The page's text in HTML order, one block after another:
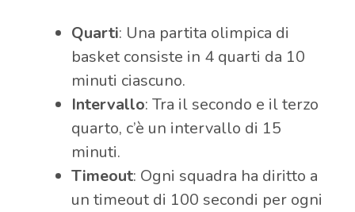
Quarti: Una partita olimpica di
basket consiste in 4 quarti da 10
minuti ciascuno.
Intervallo: Tra il secondo e il terzo
quarto, c’è un intervallo di 15
minuti.
Timeout: Ogni squadra ha diritto a
un timeout di 100 secondi per ogni